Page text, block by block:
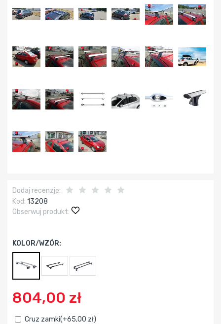
Dodaj recenzję:
Kod: 13208
Obserwuj produkt:
KOLOR/WZÓR:
804,00 zł
Cruz zamki(+65,00 zł)